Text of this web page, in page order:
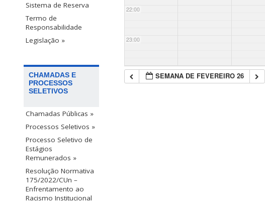
Sistema de Reserva
Termo de
Responsabilidade
Legislação »
CHAMADAS E
PROCESSOS
SELETIVOS
Chamadas Públicas »
Processos Seletivos »
Processo Seletivo de
Estágios
Remunerados »
Resolução Normativa
175/2022/CUn –
Enfrentamento ao
Racismo Institucional
22:00
23:00
SEMANA DE FEVEREIRO 26